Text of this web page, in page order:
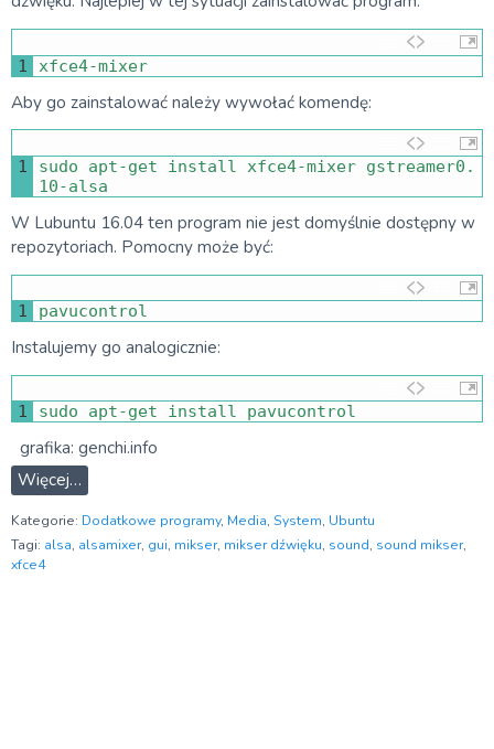
1 xfce4-mixer
Aby go zainstalować należy wywołać komendę:
1 sudo apt-get install xfce4-mixer gstreamer0 .
10-alsa
W Lubuntu 16.04 ten program nie jest domyślnie dostępny w
repozytoriach. Pomocny może być:
1 pavucontrol
Instalujemy go analogicznie:
1 sudo apt-get install pavucontrol
grafika: genchi.info
Więcej…
Kategorie: Dodatkowe programy, Media, System, Ubuntu
Tagi: alsa, alsamixer, gui, mikser, mikser dźwięku, sound, sound mikser,
xfce4